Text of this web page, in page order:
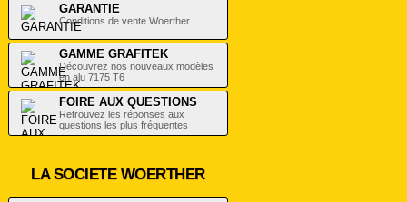
GARANTIE
Conditions de vente Woerther
GAMME GRAFITEK
Découvrez nos nouveaux modèles
en alu 7175 T6
FOIRE AUX QUESTIONS
Retrouvez les réponses aux
questions les plus fréquentes
LA SOCIETE WOERTHER